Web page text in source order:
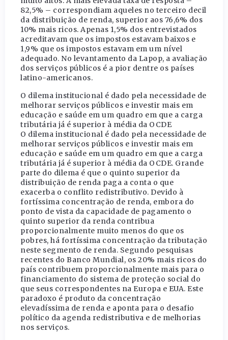
82,5% – correspondiam aqueles no terceiro decil
da distribuição de renda, superior aos 76,6% dos
10% mais ricos. Apenas 1,5% dos entrevistados
acreditavam que os impostos estavam baixos e
1,9% que os impostos estavam em um nível
adequado. No levantamento da Lapop, a avaliação
dos serviços públicos é a pior dentre os países
latino-americanos.
O dilema institucional é dado pela necessidade de
melhorar serviços públicos e investir mais em
educação e saúde em um quadro em que a carga
tributária já é superior à média da OCDE
O dilema institucional é dado pela necessidade de
melhorar serviços públicos e investir mais em
educação e saúde em um quadro em que a carga
tributária já é superior à média da OCDE. Grande
parte do dilema é que o quinto superior da
distribuição de renda paga a conta o que
exacerba o conflito redistributivo. Devido à
fortíssima concentração de renda, embora do
ponto de vista da capacidade de pagamento o
quinto superior da renda contribua
proporcionalmente muito menos do que os
pobres, há fortíssima concentração da tributação
neste segmento de renda. Segundo pesquisas
recentes do Banco Mundial, os 20% mais ricos do
país contribuem proporcionalmente mais para o
financiamento do sistema de proteção social do
que seus correspondentes na Europa e EUA. Este
paradoxo é produto da concentração
elevadíssima de renda e aponta para o desafio
político da agenda redistributiva e de melhorias
nos serviços.